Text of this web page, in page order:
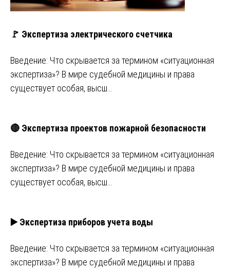
🚩 Экспертиза электрического счетчика
Введение: Что скрывается за термином «ситуационная
экспертиза»? В мире судебной медицины и права
существует особая, высш…
🔴 Экспертиза проектов пожарной безопасности
Введение: Что скрывается за термином «ситуационная
экспертиза»? В мире судебной медицины и права
существует особая, высш…
▶️ Экспертиза приборов учета воды
Введение: Что скрывается за термином «ситуационная
экспертиза»? В мире судебной медицины и права